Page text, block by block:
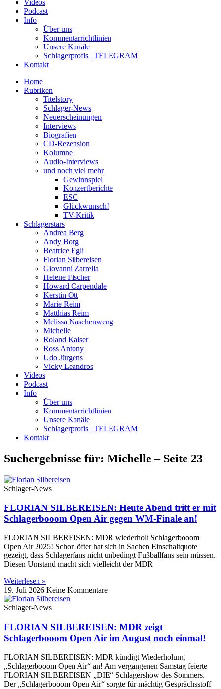
Videos
Podcast
Info
Über uns
Kommentarrichtlinien
Unsere Kanäle
Schlagerprofis | TELEGRAM
Kontakt
Home
Rubriken
Titelstory
Schlager-News
Neuerscheinungen
Interviews
Biografien
CD-Rezension
Kolumne
Audio-Interviews
und noch viel mehr
Gewinnspiel
Konzertberichte
ESC
Glückwunsch!
TV-Kritik
Schlagerstars
Andrea Berg
Andy Borg
Beatrice Egli
Florian Silbereisen
Giovanni Zarrella
Helene Fischer
Howard Carpendale
Kerstin Ott
Marie Reim
Matthias Reim
Melissa Naschenweng
Michelle
Roland Kaiser
Ross Antony
Udo Jürgens
Vicky Leandros
Videos
Podcast
Info
Über uns
Kommentarrichtlinien
Unsere Kanäle
Schlagerprofis | TELEGRAM
Kontakt
Suchergebnisse für: Michelle – Seite 23
Schlager-News
FLORIAN SILBEREISEN: Heute Abend tritt er mit
Schlagerbooom Open Air gegen WM-Finale an!
FLORIAN SILBEREISEN: MDR wiederholt Schlagerbooom
Open Air 2025! Schon öfter hat sich in Sachen Einschaltquote
gezeigt, dass Schlagerfans nicht unbedingt Fußballfans sein müssen.
Diesen Umstand macht sich vielleicht der MDR
Weiterlesen »
19. Juli 2026 Keine Kommentare
Schlager-News
FLORIAN SILBEREISEN: MDR zeigt
Schlagerbooom Open Air im August noch einmal!
FLORIAN SILBEREISEN: MDR kündigt Wiederholung
„Schlagerbooom Open Air“ an! Am vergangenen Samstag feierte
FLORIAN SILBEREISEN „DIE“ Schlagershow des Sommers.
Der „Schlagerbooom Open Air“ sorgte für mächtig Gesprächsstoff